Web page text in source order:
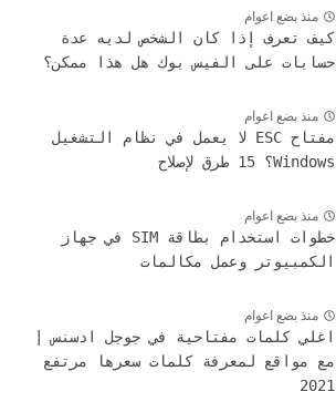
منذ بضع اعوام
كيف تعرف إذا كان الشخص لديه عدة
حسابات على الفيس بوك هل هذا ممكن؟
منذ بضع اعوام
مفتاح ESC لا يعمل في نظام التشغيل
Windows؟ 15 طرق لإصلاح
منذ بضع اعوام
خطوات استخدام بطاقة SIM في جهاز
الكمبيوتر وعمل مكالمات
منذ بضع اعوام
اغلي كلمات مفتاحية في جوجل ادسنس |
مع مواقع لمعرفة كلمات سعرها مرتفع
2021